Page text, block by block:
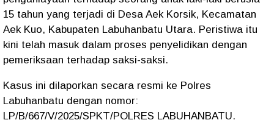
15 tahun yang terjadi di Desa Aek Korsik, Kecamatan
Aek Kuo, Kabupaten Labuhanbatu Utara. Peristiwa itu
kini telah masuk dalam proses penyelidikan dengan
pemeriksaan terhadap saksi-saksi.
Kasus ini dilaporkan secara resmi ke Polres
Labuhanbatu dengan nomor:
LP/B/667/V/2025/SPKT/POLRES LABUHANBATU.